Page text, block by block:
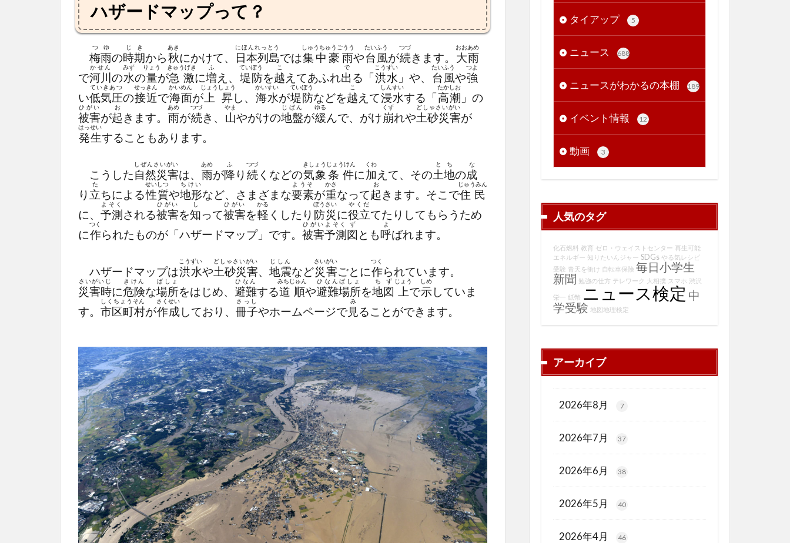
ハザードマップって？
梅雨
つゆ
の時期
じき
から秋
あき
にかけて、 日本列島
にほんれっとう
では集中豪雨
しゅうちゅうごうう
や台風
たいふう
が続
つづ
きます。 大雨
おおあめ
で河川
かせん
の水
みず
の量
りょう
が急激
きゅうげき
に増
ふ
え、 堤防
ていぼう
を越
こ
えてあふれ出
で
る「洪水
こうずい
」や、 台風
たいふう
や強
つよ
い低気圧
ていきあつ
の接近
せっきん
で海面
かいめん
が 上昇
じょうしょう
し、 海水
かいすい
が堤防
ていぼう
などを越
こ
えて浸水
しんすい
する「高潮
たかしお
」の
被害
ひがい
が起
お
きます。 雨
あめ
が続
つづ
き、 山
やま
やがけの地盤
じばん
が緩
ゆる
んで、がけ崩
くず
れや土砂災害
どしゃさいがい
が
発生
はっせい
することもあります。
こうした自然災害
しぜんさいがい
は、 雨
あめ
が降
ふ
り 続
つづ
くなどの気象
きしょう
条件
じょうけん
に加
くわ
えて、その土地
とち
の成
な
り 立
た
ちによる性質
せいしつ
や地形
ちけい
など、さまざまな要素
ようそ
が重
かさ
なって起
お
きます。そこで住民
じゅうみん
に、 予測
よそく
される被害
ひがい
を知
し
って被害
ひがい
を軽
かる
くしたり 防災
ぼうさい
に役立
やくだ
てたりしてもらうため
に作
つく
られたものが「ハザードマップ」です。 被害
ひがい
予測
よそく
図
ず
とも呼
よ
ばれます。
ハザードマップは洪水
こうずい
や土砂災害
どしゃさいがい
、 地震
じしん
など災害
さいがい
ごとに作
つく
られています。
災害時
さいがいじ
に危険
きけん
な場所
ばしょ
をはじめ、 避難
ひなん
する道順
みちじゅん
や避難場所
ひなんばしょ
を地図
ちず
上
じょう
で示
しめ
していま
す。 市区町村
しくちょうそん
が作成
さくせい
しており、 冊子
さっし
やホームページで見
み
ることができます。
タイアップ 5
ニュース 688
ニュースがわかるの本棚 189
イベント情報 12
動画 3
人気のタグ
化石燃料 教育 ゼロ・ウェイストセンター 再生可能
エネルギー 知りたいんジャー SDGs やる気レシピ
受験 青天を衝け 自転車保険 毎日小学生
新聞 勉強の仕方 テレワーク 大相撲 スマホ 渋沢
栄一 紙幣 ニュース検定 中
学受験 地図地理検定
アーカイブ
2026年8月 7
2026年7月 37
2026年6月 38
2026年5月 40
2026年4月 46